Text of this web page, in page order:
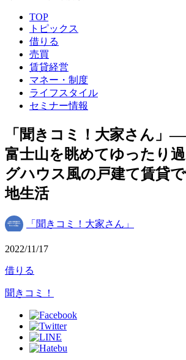
TOP
トピックス
借りる
売買
賃貸経営
マネー・制度
ライフスタイル
セミナー情報
「聞きコミ！大家さん」
富士山を眺めてゆったり
グハウス風の戸建て賃貸
地生活
「聞きコミ！大家さん」
2022/11/17
借りる
聞きコミ！